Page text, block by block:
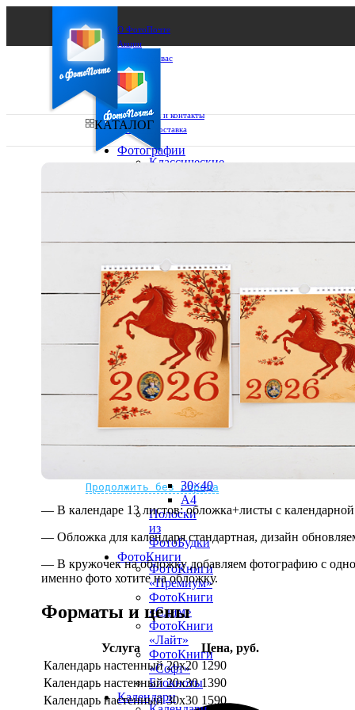
О ФотоПочте
Акции
Сделаем за вас
Бизнесу
FAQ
Франшиза
Поддержка и контакты
Оплата и доставка
Продолжить без города
КАТАЛОГ
Фотографии
Классические
10х10
15х20
20х30
30х30
30х40
А4
Фото
рамке
10х10
10×15
13×18
15×15
15×20
20×20
30×40
A4
Полоски
из
ФотоБудки
ФотоКниги
ФотоКниги
«Премиум»
ФотоКниги
«Слим»
ФотоКниги
«Лайт»
ФотоКниги
«Софт»
Блокноты
Календари
— В календаре 13 листов: обложка+листы с календарной
— Обложка для календаря стандартная, дизайн
— В кружочек на обложку добавляем фотографию с
именно фото хотите на обложку.
Форматы и цены
Услуга
Цена, руб.
Календарь настенный 20х20 1290
Календарь настенный 20х30 1390
Календарь настенный 30х30 1590